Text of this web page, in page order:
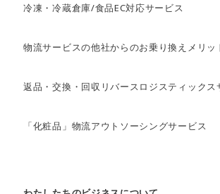
冷凍・冷蔵倉庫/食品EC対応サービス
物流サービスの他社からのお乗り換えメリッ
返品・交換・回収リバースロジスティックス
「化粧品」物流アウトソーシングサービス